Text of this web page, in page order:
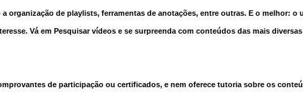
organização de playlists, ferramentas de anotações, entre outras. E o melhor:
Vá em Pesquisar vídeos e se surpreenda com conteúdos das mais
de participação ou certificados, e nem oferece tutoria sobre os